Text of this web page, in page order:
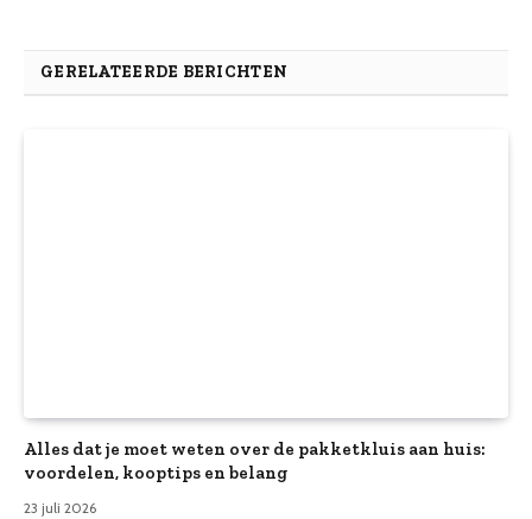
GERELATEERDE BERICHTEN
Alles dat je moet weten over de pakketkluis aan huis:
voordelen, kooptips en belang
23 juli 2026